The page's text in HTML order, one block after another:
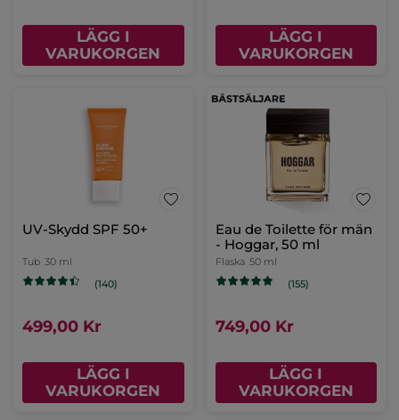
LÄGG I
VARUKORGEN
LÄGG I
VARUKORGEN
UV-Skydd SPF 50+
Tub 30 ml
(140)
499,00 Kr
LÄGG I
VARUKORGEN
Eau de Toilette för män
- Hoggar, 50 ml
Flaska 50 ml
(155)
749,00 Kr
LÄGG I
VARUKORGEN